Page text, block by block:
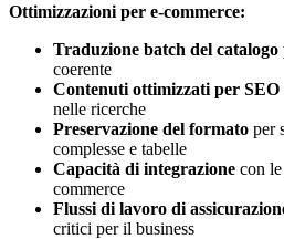
Ottimizzazioni per e-commerce:
Traduzione batch del
coerente
Contenuti ottimizzati per SEO
nelle ricerche
Preservazione del formato per
complesse e tabelle
Capacità di integrazione con
commerce
Flussi di lavoro di
critici per il business